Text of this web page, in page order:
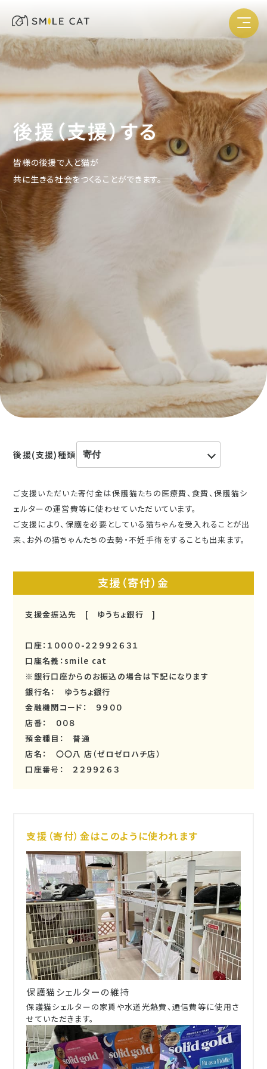
後援（支援）する
皆様の後援で人と猫が
共に生きる社会をつくることができます。
後援(支援)種類
ご支援いただいた寄付金は保護猫たちの医療費、食費、保護猫シ
ェルターの運営費等に使わせていただいています。
ご支援により、保護を必要としている猫ちゃんを受入れることが出
来、お外の猫ちゃんたちの去勢・不妊手術をすることも出来ます。
支援（寄付）金
支援金振込先 [ ゆうちょ銀行 ]
口座：１００００-２２９９２６３１
口座名義：smile cat
※銀行口座からのお振込の場合は下記になります
銀行名： ゆうちょ銀行
金融機関コード： ９９００
店番： ００８
預金種目： 普通
店名： 〇〇八 店（ゼロゼロハチ店）
口座番号： ２２９９２６３
支援（寄付）金はこのように使われます
保護猫シェルターの維持
保護猫シェルターの家賃や水道光熱費、通信費等に使用さ
せていただきます。